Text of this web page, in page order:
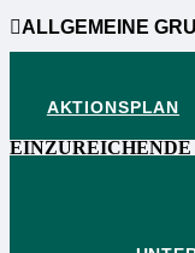
ALLGEMEINE
AKTIONSPLAN